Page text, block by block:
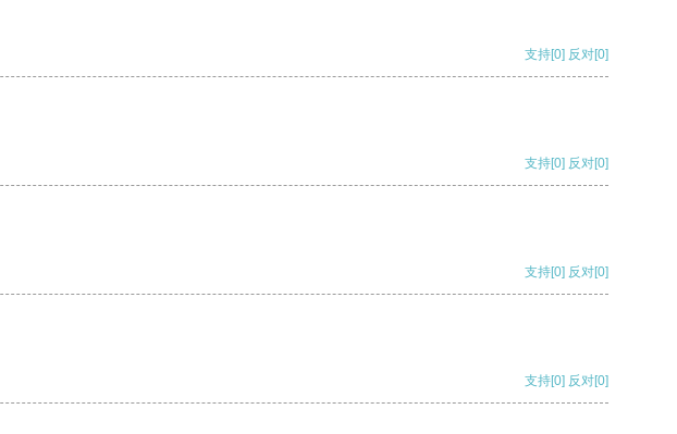
支持[0] 反对[0]
支持[0] 反对[0]
支持[0] 反对[0]
支持[0] 反对[0]